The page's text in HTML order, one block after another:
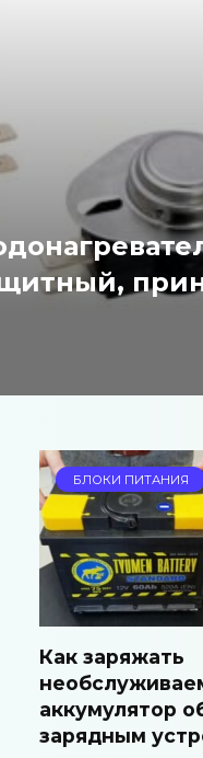
БЛОКИ ПИТАНИЯ
Как заряжать
аккумулятор
зарядным